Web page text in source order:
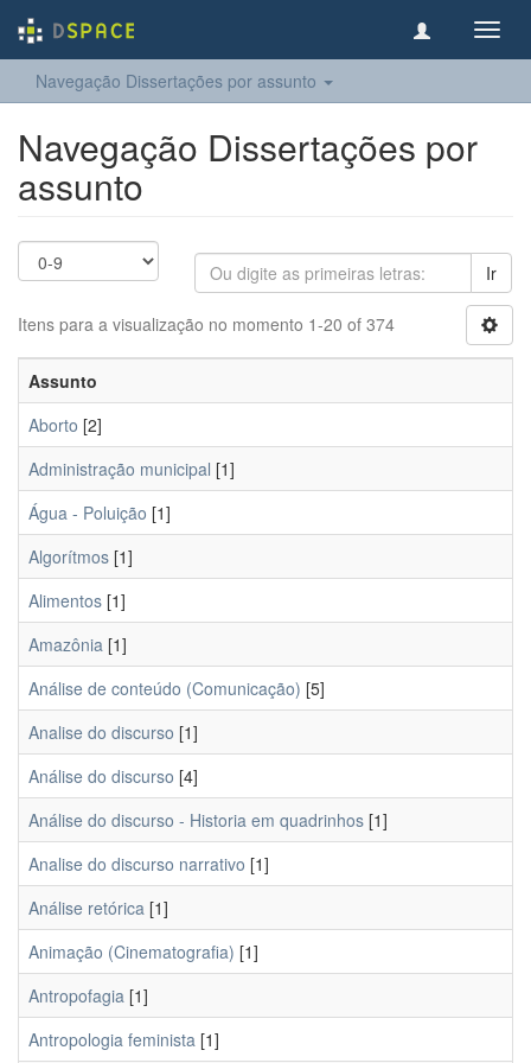
Navegação Dissertações por assunto
Navegação Dissertações por
assunto
Ir
Itens para a visualização no momento 1-20 of 374
Assunto
Aborto [2]
Administração municipal [1]
Água - Poluição [1]
Algorítmos [1]
Alimentos [1]
Amazônia [1]
Análise de conteúdo (Comunicação) [5]
Analise do discurso [1]
Análise do discurso [4]
Análise do discurso - Historia em quadrinhos [1]
Analise do discurso narrativo [1]
Análise retórica [1]
Animação (Cinematografia) [1]
Antropofagia [1]
Antropologia feminista [1]